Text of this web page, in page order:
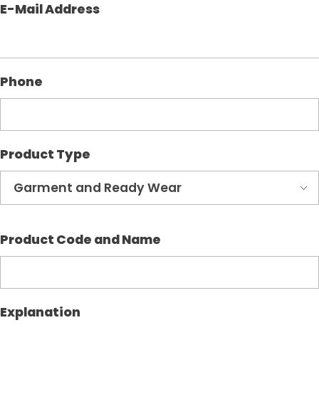
E-Mail Address
Phone
Product Type
Product Code and Name
Explanation